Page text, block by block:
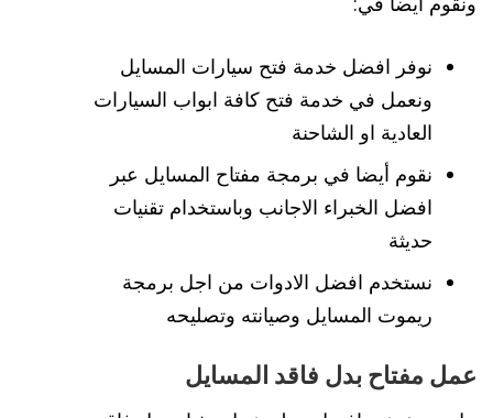
نوفر افضل خدمة فتح سيارات المسايل
ونعمل في خدمة فتح كافة ابواب السيارات
العادية او الشاحنة
نقوم أيضا في برمجة مفتاح المسايل عبر
افضل الخبراء الاجانب وباستخدام تقنيات
حديثة
نستخدم افضل الادوات من اجل برمجة
ريموت المسايل وصيانته وتصليحه
عمل مفتاح بدل فاقد المسايل